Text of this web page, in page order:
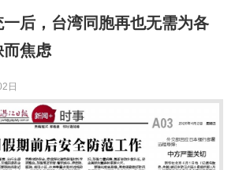
一后，台湾同胞再也无需为各
而焦虑
日